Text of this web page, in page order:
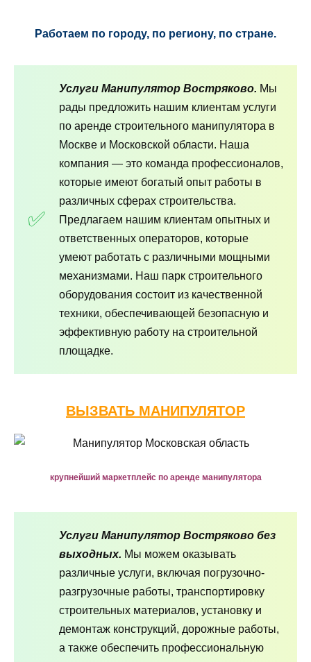
Работаем по городу, по региону, по стране.
Услуги Манипулятор Востряково. Мы
рады предложить нашим клиентам услуги
по аренде строительного манипулятора в
Москве и Московской области. Наша
компания — это команда профессионалов,
которые имеют богатый опыт работы в
различных сферах строительства.
Предлагаем нашим клиентам опытных и
ответственных операторов, которые
умеют работать с различными мощными
механизмами. Наш парк строительного
оборудования состоит из качественной
техники, обеспечивающей безопасную и
эффективную работу на строительной
площадке.
ВЫЗВАТЬ МАНИПУЛЯТОР
крупнейший маркетплейс по аренде манипулятора
Услуги Манипулятор Востряково без
выходных. Мы можем оказывать
различные услуги, включая погрузочно-
разгрузочные работы, транспортировку
строительных материалов, установку и
демонтаж конструкций, дорожные работы,
а также обеспечить профессиональную